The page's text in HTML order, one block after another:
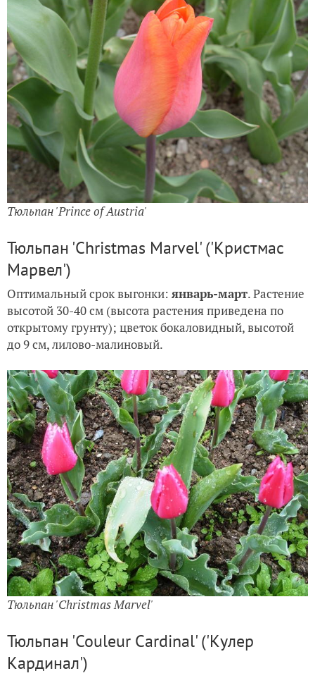
Тюльпан 'Prince of Austria'
Тюльпан 'Christmas Marvel' ('Кристмас
Марвел')
Оптимальный срок выгонки: январь-март. Растение
высотой 30-40 см (высота растения приведена по
открытому грунту); цветок бокаловидный, высотой
до 9 см, лилово-малиновый.
Тюльпан 'Christmas Marvel'
Тюльпан 'Couleur Cardinal' ('Кулер
Кардинал')